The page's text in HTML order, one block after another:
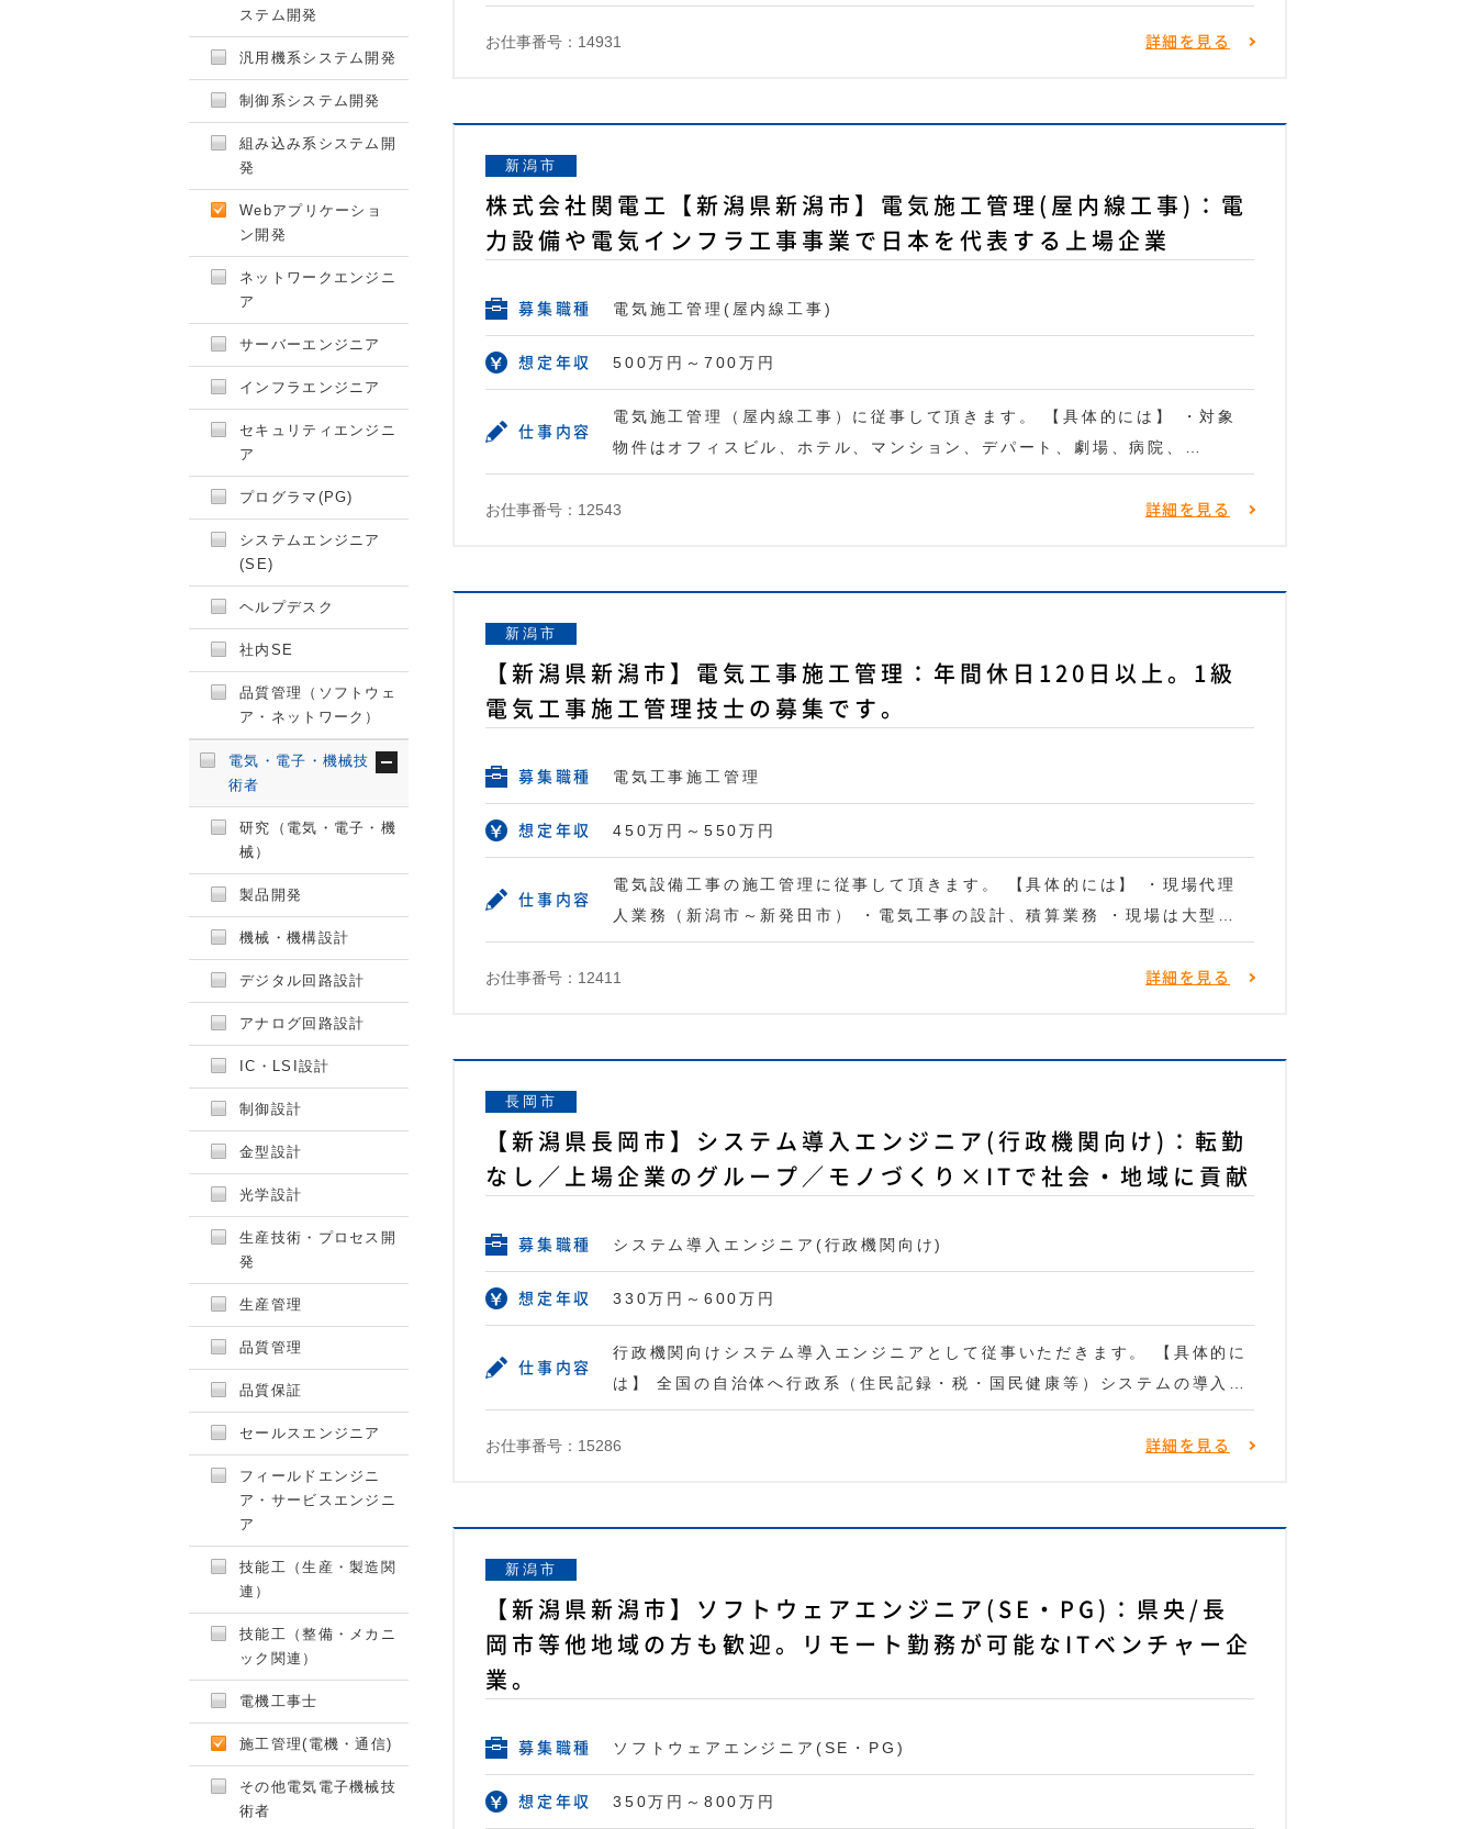
お仕事番号：14931 詳細を見る
新潟市
株式会社関電工【新潟県新潟市】電気施工管理(屋内線工事)：電
力設備や電気インフラ工事事業で日本を代表する上場企業
募集職種 電気施工管理(屋内線工事)
想定年収 500万円～700万円
仕事内容
電気施工管理（屋内線工事）に従事して頂きます。 【具体的には】 ・対象
物件はオフィスビル、ホテル、マンション、デパート、劇場、病院、…
お仕事番号：12543 詳細を見る
新潟市
【新潟県新潟市】電気工事施工管理：年間休日120日以上。1級
電気工事施工管理技士の募集です。
募集職種 電気工事施工管理
想定年収 450万円～550万円
仕事内容
電気設備工事の施工管理に従事して頂きます。 【具体的には】 ・現場代理
人業務（新潟市～新発田市） ・電気工事の設計、積算業務 ・現場は大型…
お仕事番号：12411 詳細を見る
長岡市
【新潟県長岡市】システム導入エンジニア(行政機関向け)：転勤
なし／上場企業のグループ／モノづくり×ITで社会・地域に貢献
募集職種 システム導入エンジニア(行政機関向け)
想定年収 330万円～600万円
仕事内容
行政機関向けシステム導入エンジニアとして従事いただきます。 【具体的に
は】 全国の自治体へ行政系（住民記録・税・国民健康等）システムの導入…
お仕事番号：15286 詳細を見る
新潟市
【新潟県新潟市】ソフトウェアエンジニア(SE・PG)：県央/長
岡市等他地域の方も歓迎。リモート勤務が可能なITベンチャー企
業。
募集職種 ソフトウェアエンジニア(SE・PG)
想定年収 350万円～800万円
ステム開発
汎用機系システム開発
制御系システム開発
組み込み系システム開
発
Webアプリケーショ
ン開発
ネットワークエンジニ
ア
サーバーエンジニア
インフラエンジニア
セキュリティエンジニ
ア
プログラマ(PG)
システムエンジニア
(SE)
ヘルプデスク
社内SE
品質管理（ソフトウェ
ア・ネットワーク）
電気・電子・機械技
術者
研究（電気・電子・機
械）
製品開発
機械・機構設計
デジタル回路設計
アナログ回路設計
IC・LSI設計
制御設計
金型設計
光学設計
生産技術・プロセス開
発
生産管理
品質管理
品質保証
セールスエンジニア
フィールドエンジニ
ア・サービスエンジニ
ア
技能工（生産・製造関
連）
技能工（整備・メカニ
ック関連）
電機工事士
施工管理(電機・通信)
その他電気電子機械技
術者